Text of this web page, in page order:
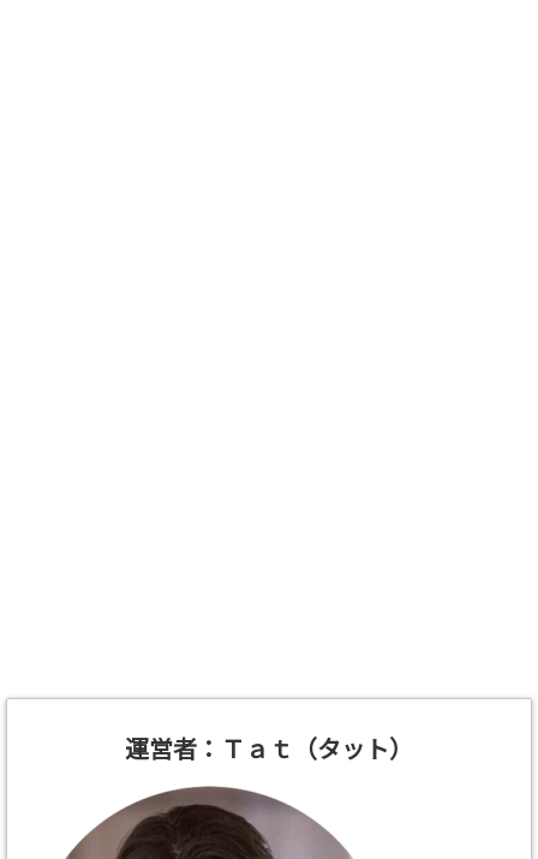
運営者：Ｔａｔ（タット）